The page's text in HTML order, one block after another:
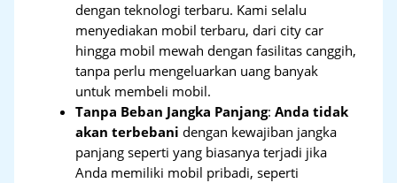
dengan teknologi terbaru. Kami selalu
menyediakan mobil terbaru, dari city car
hingga mobil mewah dengan fasilitas canggih,
tanpa perlu mengeluarkan uang banyak
untuk membeli mobil.
Tanpa Beban Jangka Panjang:Anda tidak
akan terbebani dengan kewajiban jangka
panjang seperti yang biasanya terjadi jika
Anda memiliki mobil pribadi, seperti